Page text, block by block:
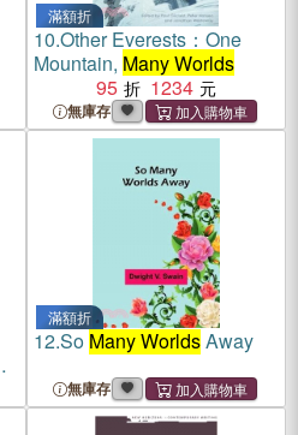
滿額折
10.Other Everests：One
Mountain, Many Worlds
95
1234
無庫存
滿額折
12.So Many WorldsAway
無庫存